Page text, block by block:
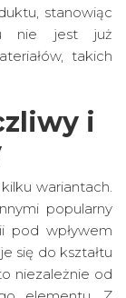
stanowiąc
nie jest już
takich
i
wariantach.
popularny
pod wpływem
się do kształtu
niezależnie od